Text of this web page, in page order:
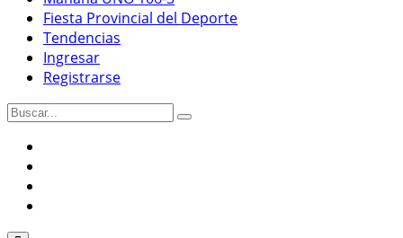
Fiesta Provincial del Deporte
Tendencias
Ingresar
Registrarse